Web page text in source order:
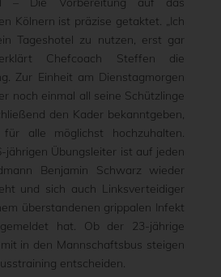
Kölnern ist präzise getaktet. „Ich
Tageshotel zu nutzen, erst gar
Chefcoach Steffen die
Zur Einheit am Dienstagmorgen
noch einmal all seine Schützlinge
den Kader bekanntgeben,
alle möglichst hochzuhalten.
jährigen Übungsleiter ist auf jeden
Benjamin Schwarz wieder
und sich auch Linksverteidiger
überstandenen grippalen Infekt
hat. Ob der 23-jährige
in den Mannschaftsbus steigen
entscheiden.